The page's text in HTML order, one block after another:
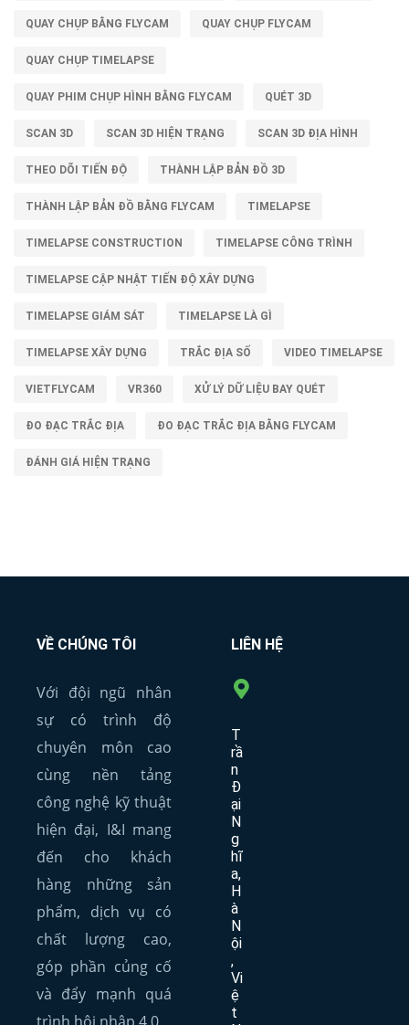
QUAY CHỤP BẰNG FLYCAM QUAY CHỤP FLYCAM
QUAY CHỤP TIMELAPSE
QUAY PHIM CHỤP HÌNH BẰNG FLYCAM QUÉT 3D
SCAN 3D SCAN 3D HIỆN TRẠNG SCAN 3D ĐỊA HÌNH
THEO DÕI TIẾN ĐỘ THÀNH LẬP BẢN ĐỒ 3D
THÀNH LẬP BẢN ĐỒ BẰNG FLYCAM TIMELAPSE
TIMELAPSE CONSTRUCTION TIMELAPSE CÔNG TRÌNH
TIMELAPSE CẬP NHẬT TIẾN ĐỘ XÂY DỰNG
TIMELAPSE GIÁM SÁT TIMELAPSE LÀ GÌ
TIMELAPSE XÂY DỰNG TRẮC ĐỊA SỐ VIDEO TIMELAPSE
VIETFLYCAM VR360 XỬ LÝ DỮ LIỆU BAY QUÉT
ĐO ĐẠC TRẮC ĐỊA ĐO ĐẠC TRẮC ĐỊA BẰNG FLYCAM
ĐÁNH GIÁ HIỆN TRẠNG
VỀ CHÚNG TÔI
Với đội ngũ nhân
sự có trình độ
chuyên môn cao
cùng nền tảng
công nghệ kỹ thuật
hiện đại, I&I mang
đến cho khách
hàng những sản
phẩm, dịch vụ có
chất lượng cao,
góp phần củng cố
và đẩy mạnh quá
LIÊN HỆ
T
rầ
n
Đ
ại
N
g
hĩ
a,
H
à
N
ội
,
Vi
ệ
t